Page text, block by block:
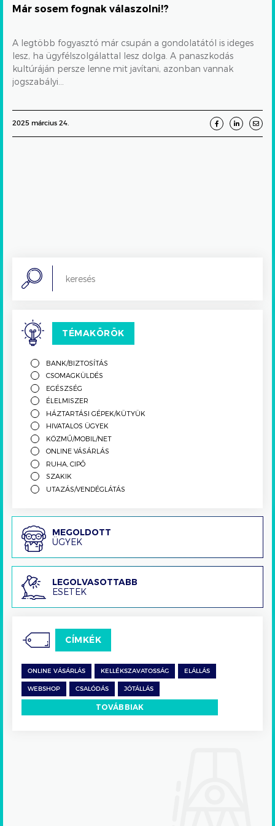
Már sosem fognak válaszolni!?
A legtöbb fogyasztó már csupán a gondolatától is ideges
lesz, ha ügyfélszolgálattal lesz dolga. A panaszkodás
kultúráján persze lenne mit javítani, azonban vannak
jogszabályi...
2025 március 24.
Search
TÉMAKÖRÖK
BANK/BIZTOSÍTÁS
CSOMAGKÜLDÉS
EGÉSZSÉG
ÉLELMISZER
HÁZTARTÁSI GÉPEK/KÜTYÜK
HIVATALOS ÜGYEK
KÖZMŰ/MOBIL/NET
ONLINE VÁSÁRLÁS
RUHA, CIPŐ
SZAKIK
UTAZÁS/VENDÉGLÁTÁS
Megoldott
ügyek
MEGOLDOTT
ÜGYEK
Legolvasottabb
esetek
LEGOLVASOTTABB
ESETEK
CÍMKÉK
ONLINE VÁSÁRLÁS KELLÉKSZAVATOSSÁG ELÁLLÁS
WEBSHOP CSALÓDÁS JÓTÁLLÁS
TOVÁBBIAK